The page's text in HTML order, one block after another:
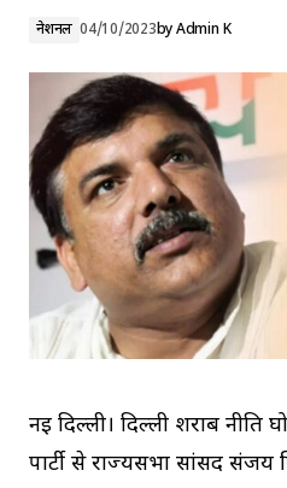
नेशनल 04/10/2023byAdmin K
नई दिल्ली। दिल्ली शराब
पार्टी से राज्यसभा सांसद संजय